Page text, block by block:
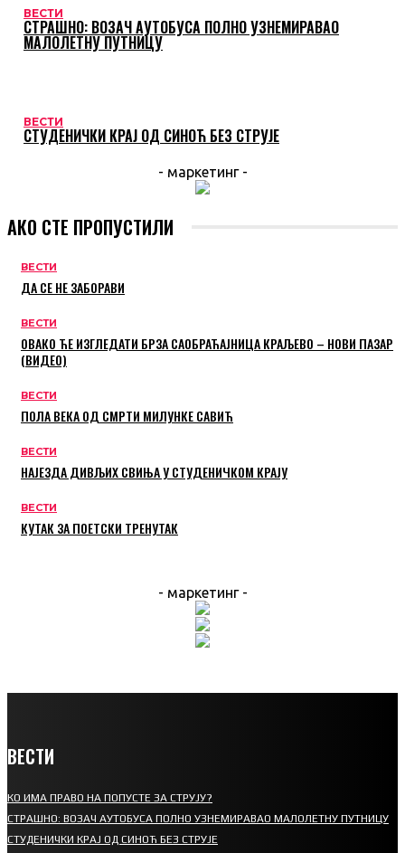
ВЕСТИ
СТРАШНО: ВОЗАЧ АУТОБУСА ПОЛНО УЗНЕМИРАВАО
МАЛОЛЕТНУ ПУТНИЦУ
ВЕСТИ
СТУДЕНИЧКИ КРАЈ ОД СИНОЋ БЕЗ СТРУЈЕ
- маркетинг -
АКО СТЕ ПРОПУСТИЛИ
ВЕСТИ
ДА СЕ НЕ ЗАБОРАВИ
ВЕСТИ
ОВАКО ЋЕ ИЗГЛЕДАТИ БРЗА САОБРАЋАЈНИЦА КРАЉЕВО – НОВИ ПАЗАР
(ВИДЕО)
ВЕСТИ
ПОЛА ВЕКА ОД СМРТИ МИЛУНКЕ САВИЋ
ВЕСТИ
НАЈЕЗДА ДИВЉИХ СВИЊА У СТУДЕНИЧКОМ КРАЈУ
ВЕСТИ
КУТАК ЗА ПОЕТСКИ ТРЕНУТАК
- маркетинг -
ВЕСТИ
КО ИМА ПРАВО НА ПОПУСТЕ ЗА СТРУЈУ?
СТРАШНО: ВОЗАЧ АУТОБУСА ПОЛНО УЗНЕМИРАВАО МАЛОЛЕТНУ ПУТНИЦУ
СТУДЕНИЧКИ КРАЈ ОД СИНОЋ БЕЗ СТРУЈЕ